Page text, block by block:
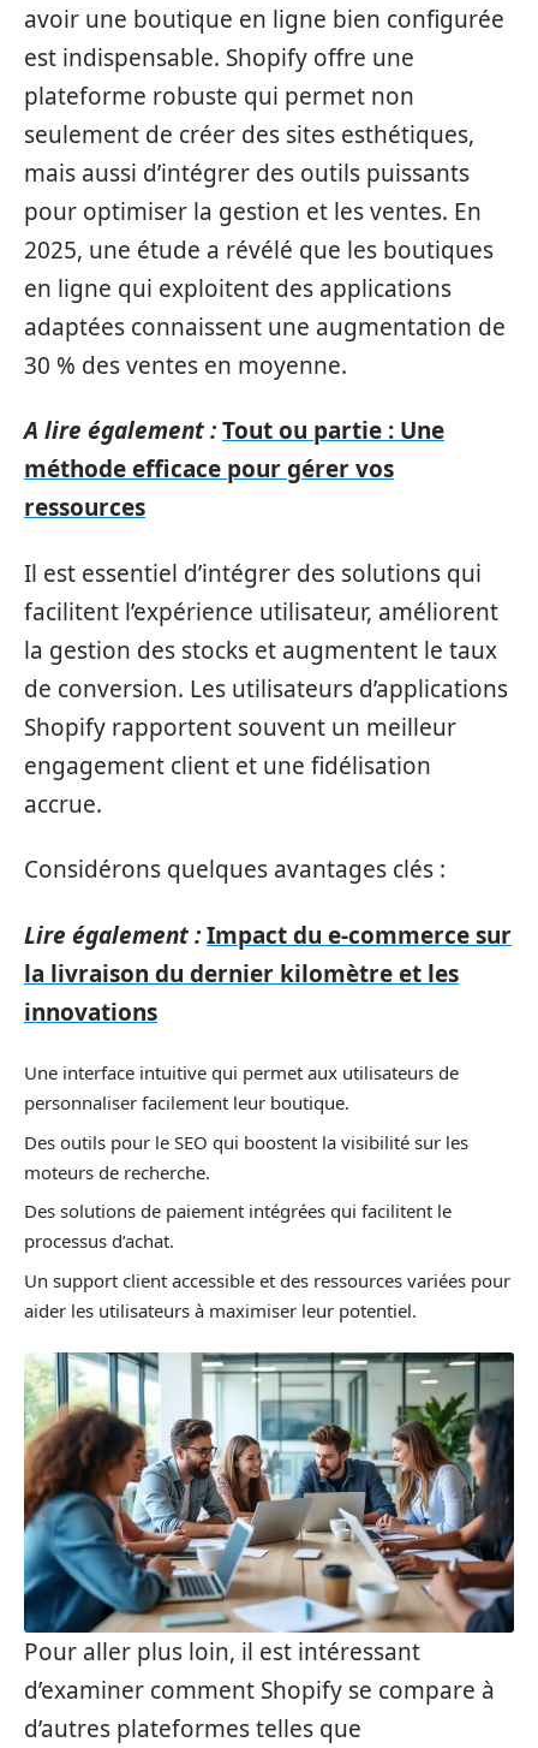
avoir une boutique en ligne bien configurée
est indispensable. Shopify offre une
plateforme robuste qui permet non
seulement de créer des sites esthétiques,
mais aussi d’intégrer des outils puissants
pour optimiser la gestion et les ventes. En
2025, une étude a révélé que les boutiques
en ligne qui exploitent des applications
adaptées connaissent une augmentation de
30 % des ventes en moyenne.
A lire également :Tout ou partie : Une
méthode efficace pour gérer vos
ressources
Il est essentiel d’intégrer des solutions qui
facilitent l’expérience utilisateur, améliorent
la gestion des stocks et augmentent le taux
de conversion. Les utilisateurs d’applications
Shopify rapportent souvent un meilleur
engagement client et une fidélisation
accrue.
Considérons quelques avantages clés :
Lire également :Impact du e-commerce sur
la livraison du dernier kilomètre et les
innovations
Une interface intuitive qui permet aux utilisateurs de
personnaliser facilement leur boutique.
Des outils pour le SEO qui boostent la visibilité sur les
moteurs de recherche.
Des solutions de paiement intégrées qui facilitent le
processus d’achat.
Un support client accessible et des ressources variées pour
aider les utilisateurs à maximiser leur potentiel.
Pour aller plus loin, il est intéressant
d’examiner comment Shopify se compare à
d’autres plateformes telles que